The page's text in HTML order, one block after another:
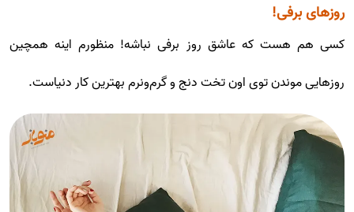
روزهای برفی!
کسی هم هست که عاشق روز برفی نباشه! منظورم اینه همچین
روزهایی موندن توی اون تخت دنج و گرم‌ونرم بهترین کار دنیاست.